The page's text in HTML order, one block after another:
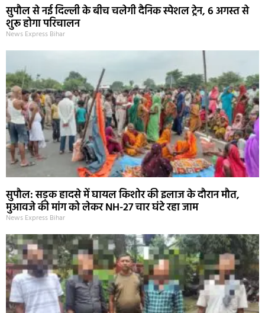
सुपौल से नई दिल्ली के बीच चलेगी दैनिक स्पेशल ट्रेन, 6 अगस्त से
शुरू होगा परिचालन
News Express Bihar
सुपौल: सड़क हादसे में घायल किशोर की इलाज के दौरान मौत,
मुआवजे की मांग को लेकर NH-27 चार घंटे रहा जाम
News Express Bihar